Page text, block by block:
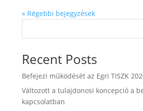
« Régebbi bejegyzések
Recent Posts
Befejezi működését az Egri TISZK
Változott a tulajdonosi koncepció a
kapcsolatban